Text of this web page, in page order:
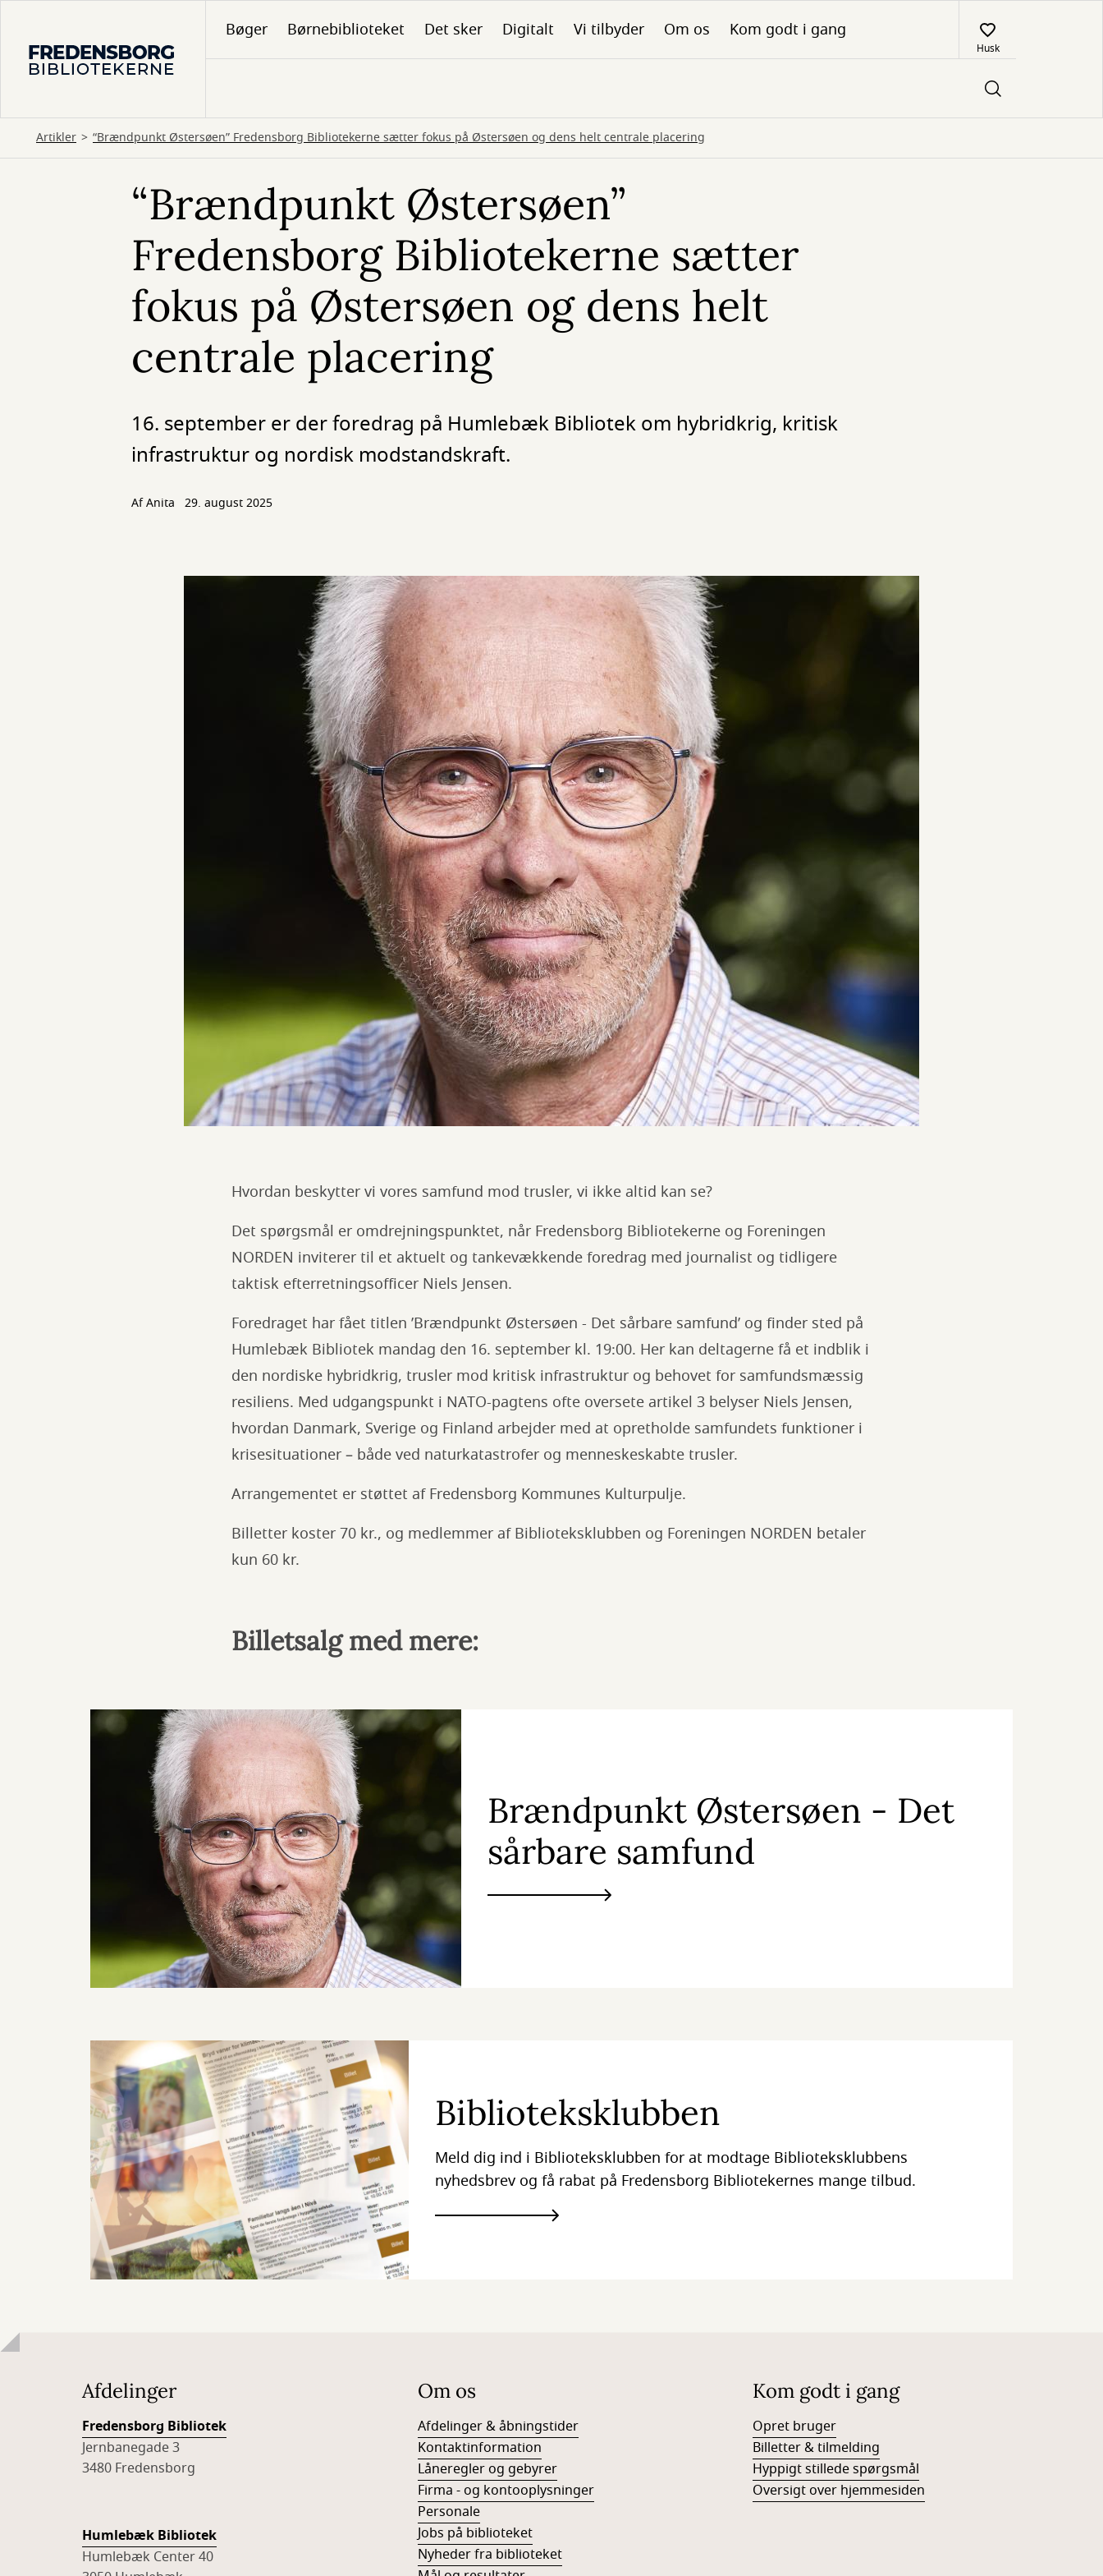
hovedindhold
Bøger Børnebiblioteket Det sker Digitalt Vi tilbyder Om os Kom godt i gang
Husk
Artikler “Brændpunkt Østersøen” Fredensborg Bibliotekerne sætter fokus på Østersøen og dens helt centrale placering
“Brændpunkt Østersøen”
Fredensborg Bibliotekerne sætter
fokus på Østersøen og dens helt
centrale placering
16. september er der foredrag på Humlebæk Bibliotek om hybridkrig, kritisk
infrastruktur og nordisk modstandskraft.
AfAnita 29. august 2025
Hvordan beskytter vi vores samfund mod trusler, vi ikke altid kan se?
Det spørgsmål er omdrejningspunktet, når Fredensborg Bibliotekerne og Foreningen
NORDEN inviterer til et aktuelt og tankevækkende foredrag med journalist og tidligere
taktisk efterretningsofficer Niels Jensen.
Foredraget har fået titlen ’Brændpunkt Østersøen - Det sårbare samfund’ og finder sted på
Humlebæk Bibliotek mandag den 16. september kl. 19:00. Her kan deltagerne få et indblik i
den nordiske hybridkrig, trusler mod kritisk infrastruktur og behovet for samfundsmæssig
resiliens. Med udgangspunkt i NATO-pagtens ofte oversete artikel 3 belyser Niels Jensen,
hvordan Danmark, Sverige og Finland arbejder med at opretholde samfundets funktioner i
krisesituationer – både ved naturkatastrofer og menneskeskabte trusler.
Arrangementet er støttet af Fredensborg Kommunes Kulturpulje.
Billetter koster 70 kr., og medlemmer af Biblioteksklubben og Foreningen NORDEN betaler
kun 60 kr.
Billetsalg med mere:
Brændpunkt Østersøen - Det
sårbare samfund
Biblioteksklubben
Meld dig ind i Biblioteksklubben for at modtage Biblioteksklubbens
nyhedsbrev og få rabat på Fredensborg Bibliotekernes mange tilbud.
Afdelinger
Fredensborg Bibliotek
Jernbanegade 3
3480 Fredensborg
Humlebæk Bibliotek
Humlebæk Center 40
Om os
Afdelinger & åbningstider
Kontaktinformation
Låneregler og gebyrer
Firma - og kontooplysninger
Personale
Jobs på biblioteket
Nyheder fra biblioteket
Kom godt i gang
Opret bruger
Billetter & tilmelding
Hyppigt stillede spørgsmål
Oversigt over hjemmesiden